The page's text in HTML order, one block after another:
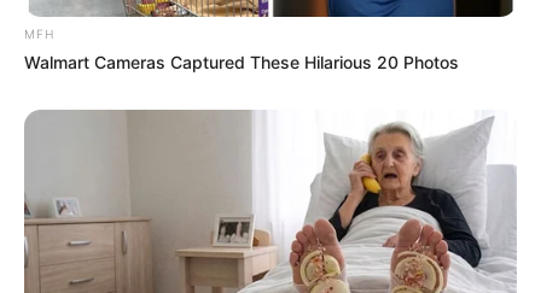
MFH
Walmart Cameras Captured These Hilarious 20 Photos